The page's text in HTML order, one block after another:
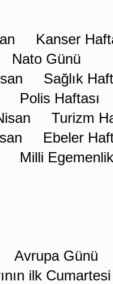
Kanser
Günü
Sağlık
Polis Haftası
Turizm
Ebeler
Milli Egemenlik
Avrupa Günü
ilk